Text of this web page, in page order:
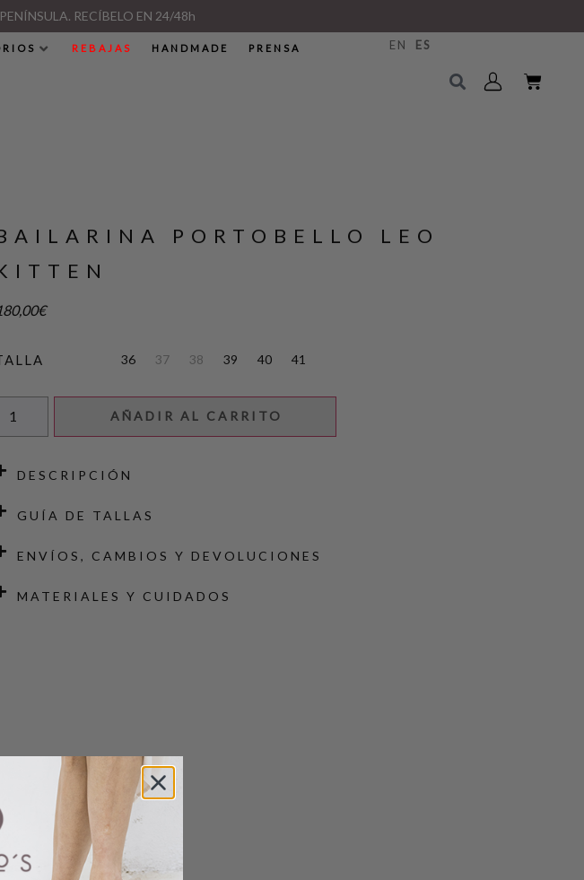
RECÍBELO EN 24/48h
REBAJAS HANDMADE PRENSA EN ES
PORTOBELLO LEO
€
36 37 38 39 40 41
AÑADIR AL CARRITO
DESCRIPCIÓN
GUÍA DE TALLAS
ENVÍOS, CAMBIOS Y DEVOLUCIONES
MATERIALES Y CUIDADOS